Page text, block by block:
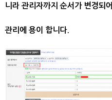
니라 관리자까지 순서가 변경되어
관리에 용이 합니다.